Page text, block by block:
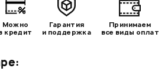
Можно
кредит
Гарантия
и поддержка
Принимаем
все виды оплат